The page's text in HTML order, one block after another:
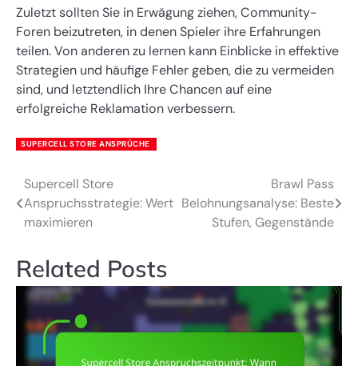
Zuletzt sollten Sie in Erwägung ziehen, Community-
Foren beizutreten, in denen Spieler ihre Erfahrungen
teilen. Von anderen zu lernen kann Einblicke in effektive
Strategien und häufige Fehler geben, die zu vermeiden
sind, und letztendlich Ihre Chancen auf eine
erfolgreiche Reklamation verbessern.
SUPERCELL STORE ANSPRÜCHE
Post
navigation
Supercell Store
Anspruchsstrategie: Wert
maximieren
Brawl Pass
Belohnungsanalyse: Beste
Stufen, Gegenstände
Related Posts